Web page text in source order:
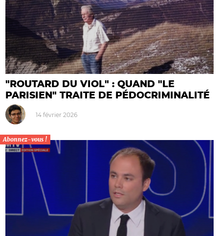
"ROUTARD DU VIOL" : QUAND "LE
PARISIEN" TRAITE DE PÉDOCRIMINALITÉ
14 février 2026
Abonnez-vous !